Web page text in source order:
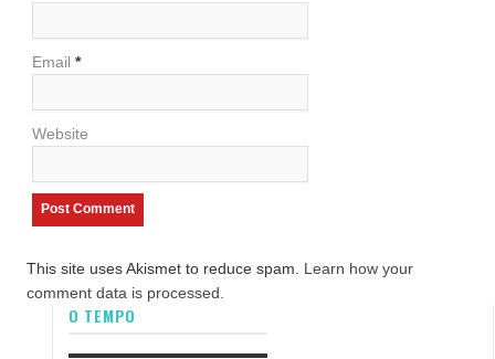
Email *
Website
This site uses Akismet to reduce spam. Learn how your
comment data is processed.
O TEMPO